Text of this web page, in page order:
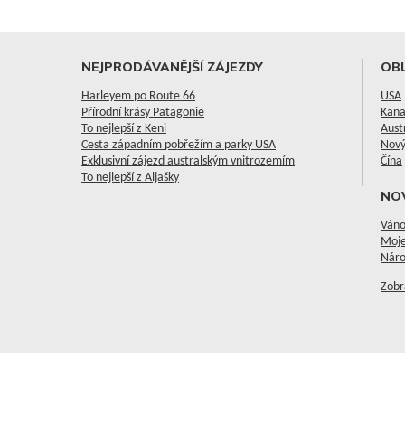
NEJPRODÁVANĚJŠÍ ZÁJEZDY
Harleyem po Route 66
Přírodní krásy Patagonie
To nejlepší z Keni
Cesta západním pobřežím a parky USA
Exklusivní zájezd australským vnitrozemím
To nejlepší z Aljašky
USA
Čína